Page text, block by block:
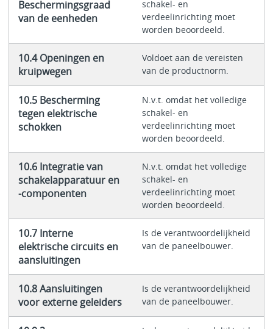
Beschermingsgraad
van de eenheden
schakel- en
verdeelinrichting moet
worden beoordeeld.
10.4 Openingen en
kruipwegen
Voldoet aan de vereisten
van de productnorm.
10.5 Bescherming
tegen elektrische
schokken
N.v.t. omdat het volledige
schakel- en
verdeelinrichting moet
worden beoordeeld.
10.6 Integratie van
schakelapparatuur en
-componenten
N.v.t. omdat het volledige
schakel- en
verdeelinrichting moet
worden beoordeeld.
10.7 Interne
elektrische circuits en
aansluitingen
Is de verantwoordelijkheid
van de paneelbouwer.
10.8 Aansluitingen
voor externe geleiders
Is de verantwoordelijkheid
van de paneelbouwer.